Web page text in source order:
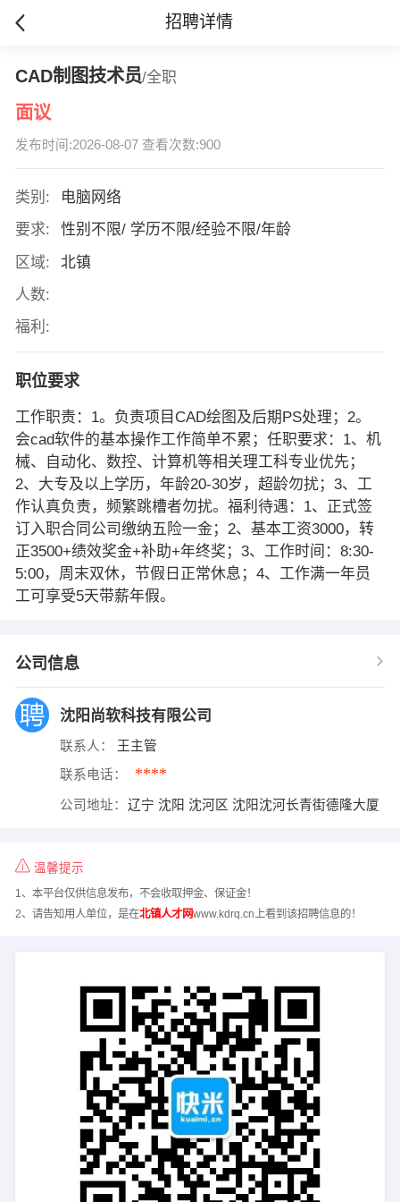
招聘详情
CAD制图技术员/全职
面议
发布时间:2026-08-07 查看次数:900
类别:
电脑网络
要求:
性别不限/ 学历不限/经验不限/年龄
区域:
北镇
人数:
福利:
职位要求
工作职责：1。负责项目CAD绘图及后期PS处理；2。
会cad软件的基本操作工作简单不累；任职要求：1、机
械、自动化、数控、计算机等相关理工科专业优先；
2、大专及以上学历，年龄20-30岁，超龄勿扰；3、工
作认真负责，频繁跳槽者勿扰。福利待遇：1、正式签
订入职合同公司缴纳五险一金；2、基本工资3000，转
正3500+绩效奖金+补助+年终奖；3、工作时间：8:30-
5:00，周末双休，节假日正常休息；4、工作满一年员
工可享受5天带薪年假。
公司信息
沈阳尚软科技有限公司
联系人： 王主管
联系电话： ****
公司地址： 辽宁 沈阳 沈河区 沈阳沈河长青街德隆大厦
温馨提示
1、本平台仅供信息发布，不会收取押金、保证金！
2、请告知用人单位，是在北镇人才网www.kdrq.cn上看到该招聘信息的！